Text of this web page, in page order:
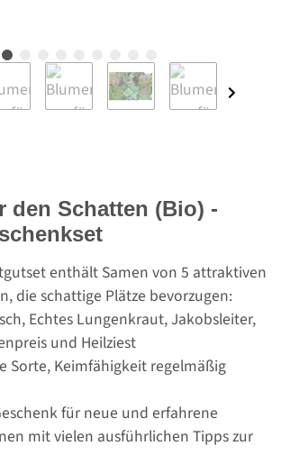
den Schatten (Bio) -
enthält Samen von 5 attraktiven
die schattige Plätze bevorzugen:
Echtes Lungenkraut, Jakobsleiter,
und Heilziest
Sorte, Keimfähigkeit regelmäßig
für neue und erfahrene
mit vielen ausführlichen Tipps zur